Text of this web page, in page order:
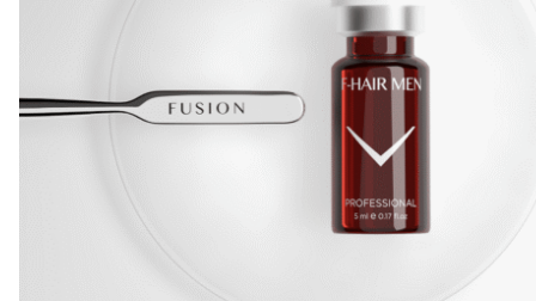
Bảng thành phần toàn diện của F-Hair Men
Hyaluronic acid 0,1%:
thành phần chính của chất nền